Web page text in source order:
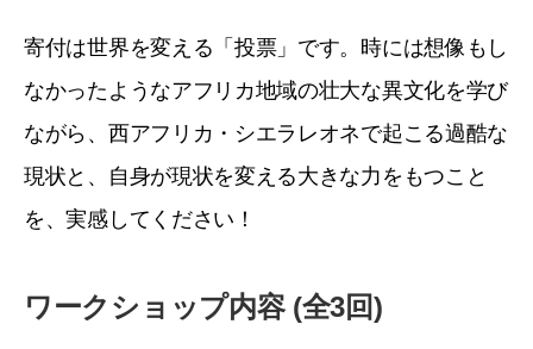
寄付は世界を変える「投票」です。時には想像もし
なかったようなアフリカ地域の壮大な異文化を学び
ながら、西アフリカ・シエラレオネで起こる過酷な
現状と、自身が現状を変える大きな力をもつこと
を、実感してください！
ワークショップ内容 (全3回)